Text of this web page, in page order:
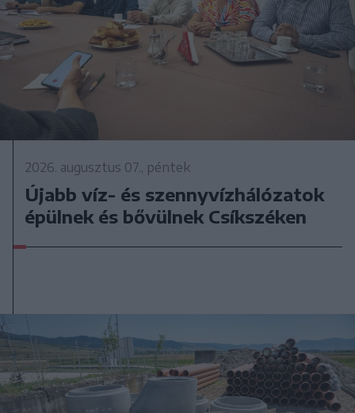
2026. augusztus 07., péntek
Újabb víz- és szennyvízhálózatok
épülnek és bővülnek Csíkszéken